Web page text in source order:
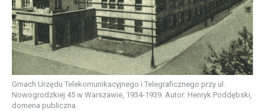
Gmach Urzędu Telekomunikacyjnego i Telegraficznego przy ul.
Nowogrodzkiej 45 w Warszawie, 1934-1939. Autor: Henryk Poddębski,
domena publiczna